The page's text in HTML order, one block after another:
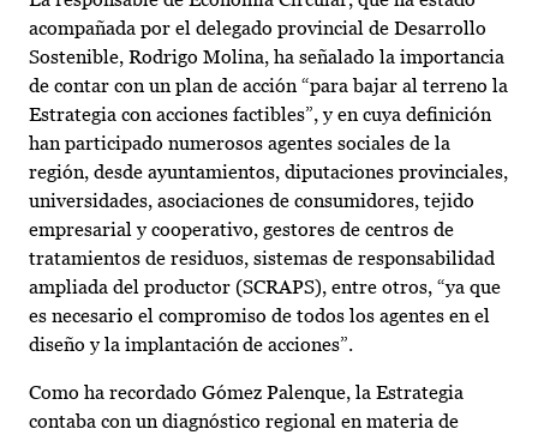
acompañada por el delegado provincial de Desarrollo
Sostenible, Rodrigo Molina, ha señalado la importancia
de contar con un plan de acción “para bajar al terreno la
Estrategia con acciones factibles”, y en cuya definición
han participado numerosos agentes sociales de la
región, desde ayuntamientos, diputaciones provinciales,
universidades, asociaciones de consumidores, tejido
empresarial y cooperativo, gestores de centros de
tratamientos de residuos, sistemas de responsabilidad
ampliada del productor (SCRAPS), entre otros, “ya que
es necesario el compromiso de todos los agentes en el
diseño y la implantación de acciones”.
Como ha recordado Gómez Palenque, la Estrategia
contaba con un diagnóstico regional en materia de